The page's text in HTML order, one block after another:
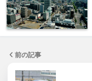
前の記事